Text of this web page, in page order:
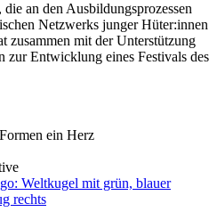
an den Ausbildungsprozessen
Netzwerks junger Hüter:innen
zusammen mit der Unterstützung
zur Entwicklung eines Festivals des